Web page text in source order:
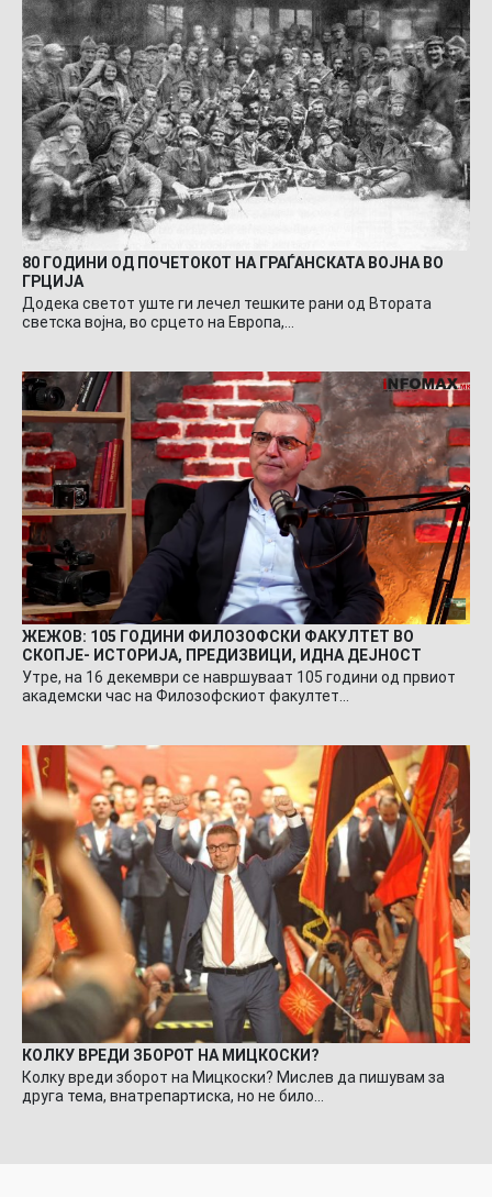
80 ГОДИНИ ОД ПОЧЕТОКОТ НА ГРАЃАНСКАТА ВОЈНА ВО
ГРЦИЈА
Додека светот уште ги лечел тешките рани од Втората
светска војна, во срцето на Европа,…
ЖЕЖОВ: 105 ГОДИНИ ФИЛОЗОФСКИ ФАКУЛТЕТ ВО
СКОПЈЕ- ИСТОРИЈА, ПРЕДИЗВИЦИ, ИДНА ДЕЈНОСТ
Утре, на 16 декември се навршуваат 105 години од првиот
академски час на Филозофскиот факултет…
КОЛКУ ВРЕДИ ЗБОРОТ НА МИЦКОСКИ?
Колку вреди зборот на Мицкоски? Мислев да пишувам за
друга тема, внатрепартиска, но не било…